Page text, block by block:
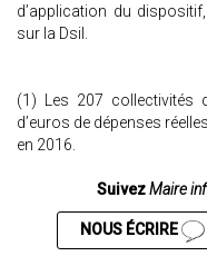
d’application du
sur la Dsil.
(1) Les 207 collectivités
d’euros de dépenses
en 2016.
SuivezMaire
NOUS ÉCRIRE